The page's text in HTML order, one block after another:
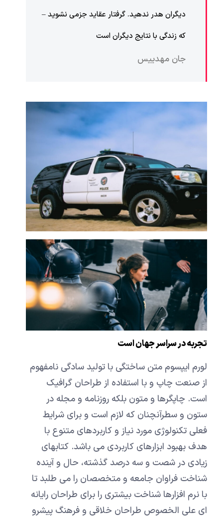
دیگران هدر ندهید. گرفتار عقاید جزمی نشوید –
که زندگی با نتایج دیگران است
جان مهدییس
تجربه در سراسر جهان است
لورم ایپسوم متن ساختگی با تولید سادگی نامفهوم
از صنعت چاپ و با استفاده از طراحان گرافیک
است. چاپگرها و متون بلکه روزنامه و مجله در
ستون و سطرآنچنان که لازم است و برای شرایط
فعلی تکنولوژی مورد نیاز و کاربردهای متنوع با
هدف بهبود ابزارهای کاربردی می باشد. کتابهای
زیادی در شصت و سه درصد گذشته، حال و آینده
شناخت فراوان جامعه و متخصصان را می طلبد تا
با نرم افزارها شناخت بیشتری را برای طراحان رایانه
ای علی الخصوص طراحان خلاقی و فرهنگ پیشرو